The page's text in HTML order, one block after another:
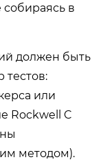
в
должен быть
или
Rockwell C
методом).